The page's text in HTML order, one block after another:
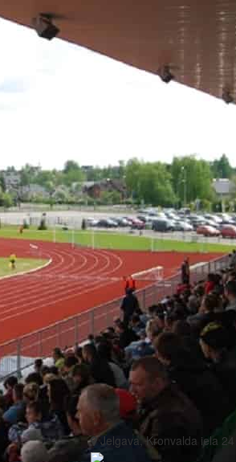
Jelgava, Kronvalda iela 24